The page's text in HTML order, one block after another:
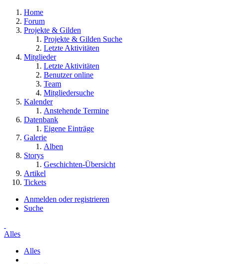
Home
Forum
Projekte & Gilden
Projekte & Gilden Suche
Letzte Aktivitäten
Mitglieder
Letzte Aktivitäten
Benutzer online
Team
Mitgliedersuche
Kalender
Anstehende Termine
Datenbank
Eigene Einträge
Galerie
Alben
Storys
Geschichten-Übersicht
Artikel
Tickets
Anmelden oder registrieren
Suche
Alles
Alles